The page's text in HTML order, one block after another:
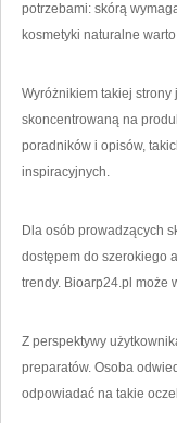
potrzebami: skórą
kosmetyki naturalne
Wyróżnikiem takiej
skoncentrowaną na
poradników i opisów,
inspiracyjnych.
Dla osób prowadzących
dostępem do szerokiego
trendy. Bioarp24.pl może
Z perspektywy
preparatów. Osoba
odpowiadać na takie